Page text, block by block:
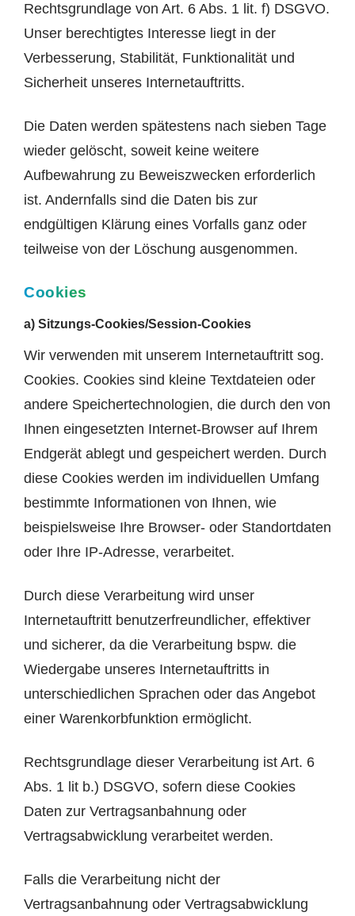
Rechtsgrundlage von Art. 6 Abs. 1 lit. f) DSGVO.
Unser berechtigtes Interesse liegt in der
Verbesserung, Stabilität, Funktionalität und
Sicherheit unseres Internetauftritts.
Die Daten werden spätestens nach sieben Tage
wieder gelöscht, soweit keine weitere
Aufbewahrung zu Beweiszwecken erforderlich
ist. Andernfalls sind die Daten bis zur
endgültigen Klärung eines Vorfalls ganz oder
teilweise von der Löschung ausgenommen.
Cookies
a) Sitzungs-Cookies/Session-Cookies
Wir verwenden mit unserem Internetauftritt sog.
Cookies. Cookies sind kleine Textdateien oder
andere Speichertechnologien, die durch den von
Ihnen eingesetzten Internet-Browser auf Ihrem
Endgerät ablegt und gespeichert werden. Durch
diese Cookies werden im individuellen Umfang
bestimmte Informationen von Ihnen, wie
beispielsweise Ihre Browser- oder Standortdaten
oder Ihre IP-Adresse, verarbeitet.
Durch diese Verarbeitung wird unser
Internetauftritt benutzerfreundlicher, effektiver
und sicherer, da die Verarbeitung bspw. die
Wiedergabe unseres Internetauftritts in
unterschiedlichen Sprachen oder das Angebot
einer Warenkorbfunktion ermöglicht.
Rechtsgrundlage dieser Verarbeitung ist Art. 6
Abs. 1 lit b.) DSGVO, sofern diese Cookies
Daten zur Vertragsanbahnung oder
Vertragsabwicklung verarbeitet werden.
Falls die Verarbeitung nicht der
Vertragsanbahnung oder Vertragsabwicklung